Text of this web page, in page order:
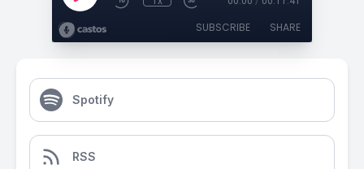
SUBSCRIBE SHARE
Spotify
RSS